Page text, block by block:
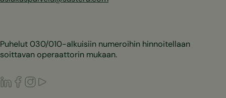
Puhelut 030/010-alkuisiin numeroihin hinnoitellaan
soittavan operaattorin mukaan.
LinkedIn
Facebook
Instagram